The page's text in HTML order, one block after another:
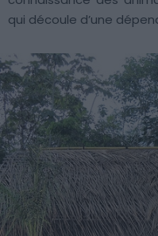
qui découle d’une